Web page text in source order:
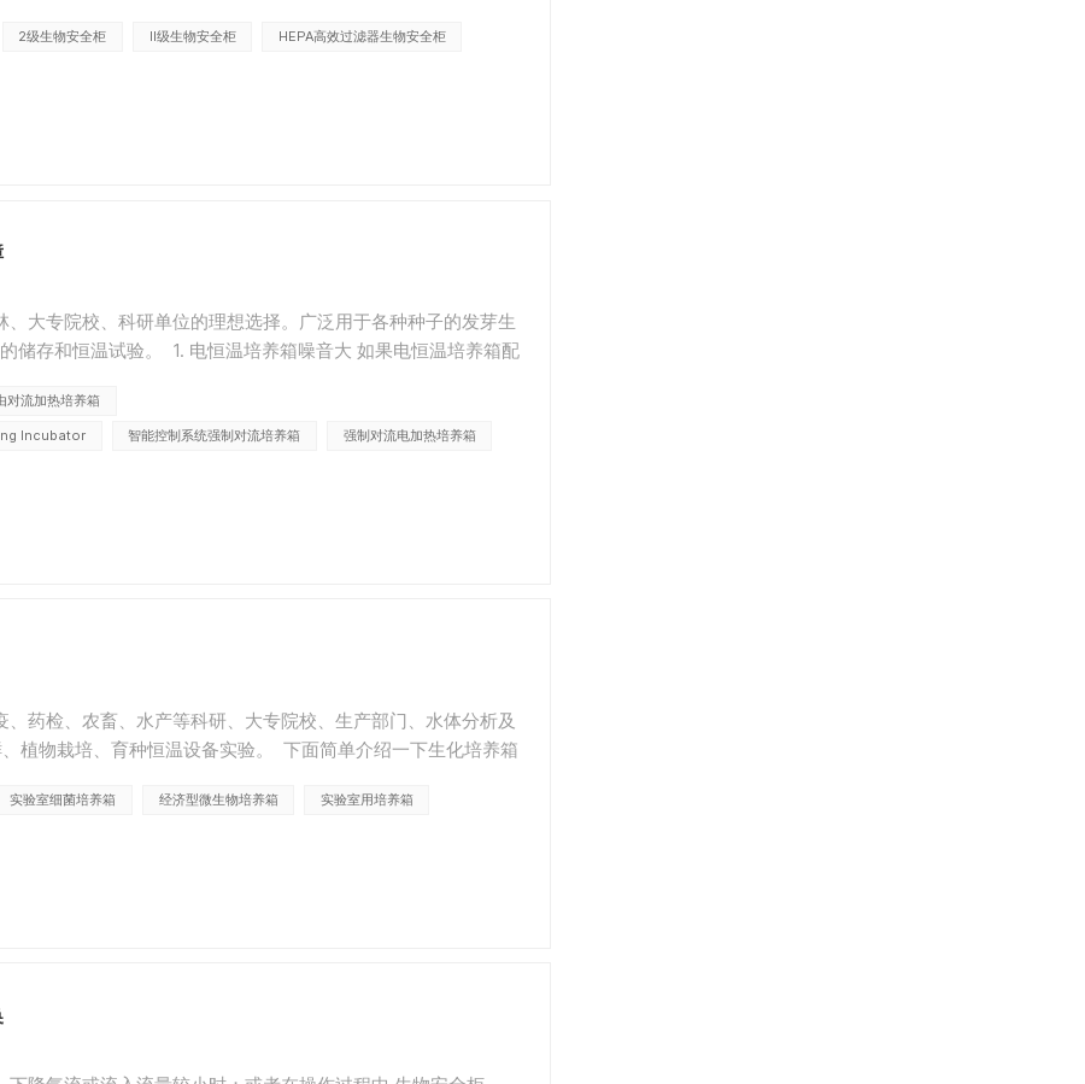
2级生物安全柜 II级生物安全柜 HEPA高效过滤器生物安全柜
大专院校、科研单位的理想选择。广泛用于各种种子的发芽生
储存和恒温试验。 1. 电恒温培养箱噪音大 如果电恒温培养箱配
对流加热培养箱
Incubator 智能控制系统强制对流培养箱 强制对流电加热培养箱
药检、农畜、水产等科研、大专院校、生产部门、水体分析及
植物栽培、育种恒温设备实验。 下面简单介绍一下生化培养箱
实验室细菌培养箱 经济型微生物培养箱 实验室用培养箱